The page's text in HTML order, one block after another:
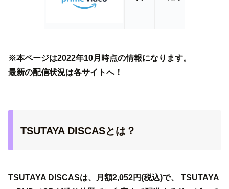
※本ページは2022年10月時点の情報になります。
最新の配信状況は各サイトへ！
TSUTAYA DISCASとは？
TSUTAYA DISCASは、月額2,052円(税込)で、 TSUTAYA